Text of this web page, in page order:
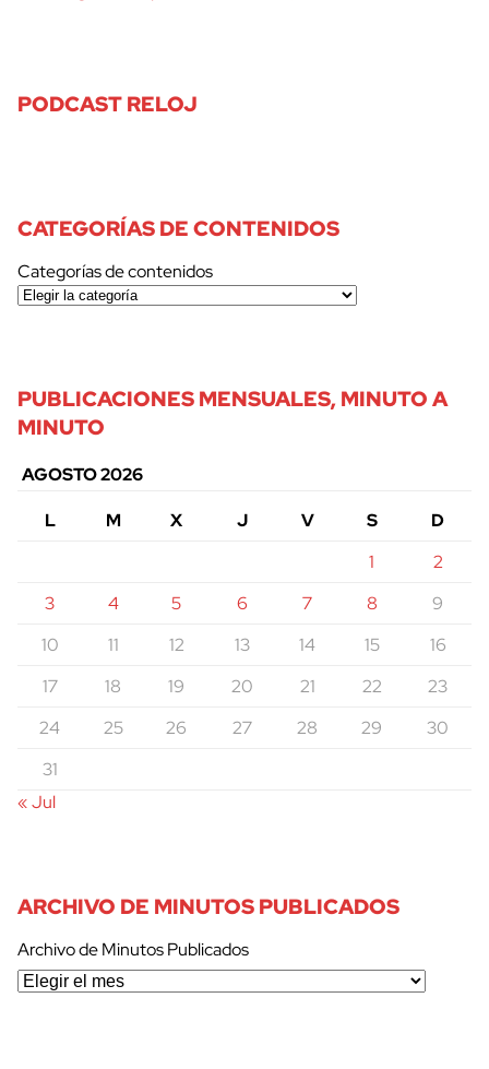
PODCAST RELOJ
CATEGORÍAS DE CONTENIDOS
Categorías de contenidos
PUBLICACIONES MENSUALES, MINUTO A
MINUTO
AGOSTO 2026
L
M X J V S
D
1
2
3
4 5 6 7 8
9
10
11 12 13 14 15
16
17
18 19 20 21 22
23
24
25 26 27 28 29
30
31
« Jul
ARCHIVO DE MINUTOS PUBLICADOS
Archivo de Minutos Publicados